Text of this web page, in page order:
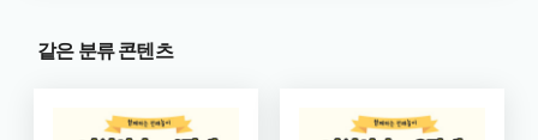
같은 분류 콘텐츠